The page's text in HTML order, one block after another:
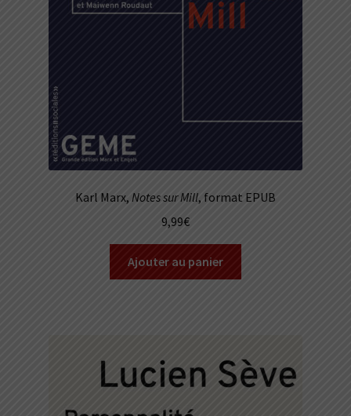
Karl Marx, Notes sur Mill, format EPUB
9,99€
Ajouter au panier